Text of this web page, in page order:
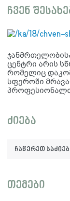
ჩვენ
ცენტრი არის
რომელიც
სფეროში
ძიება
ჩაწერეთ
თემები